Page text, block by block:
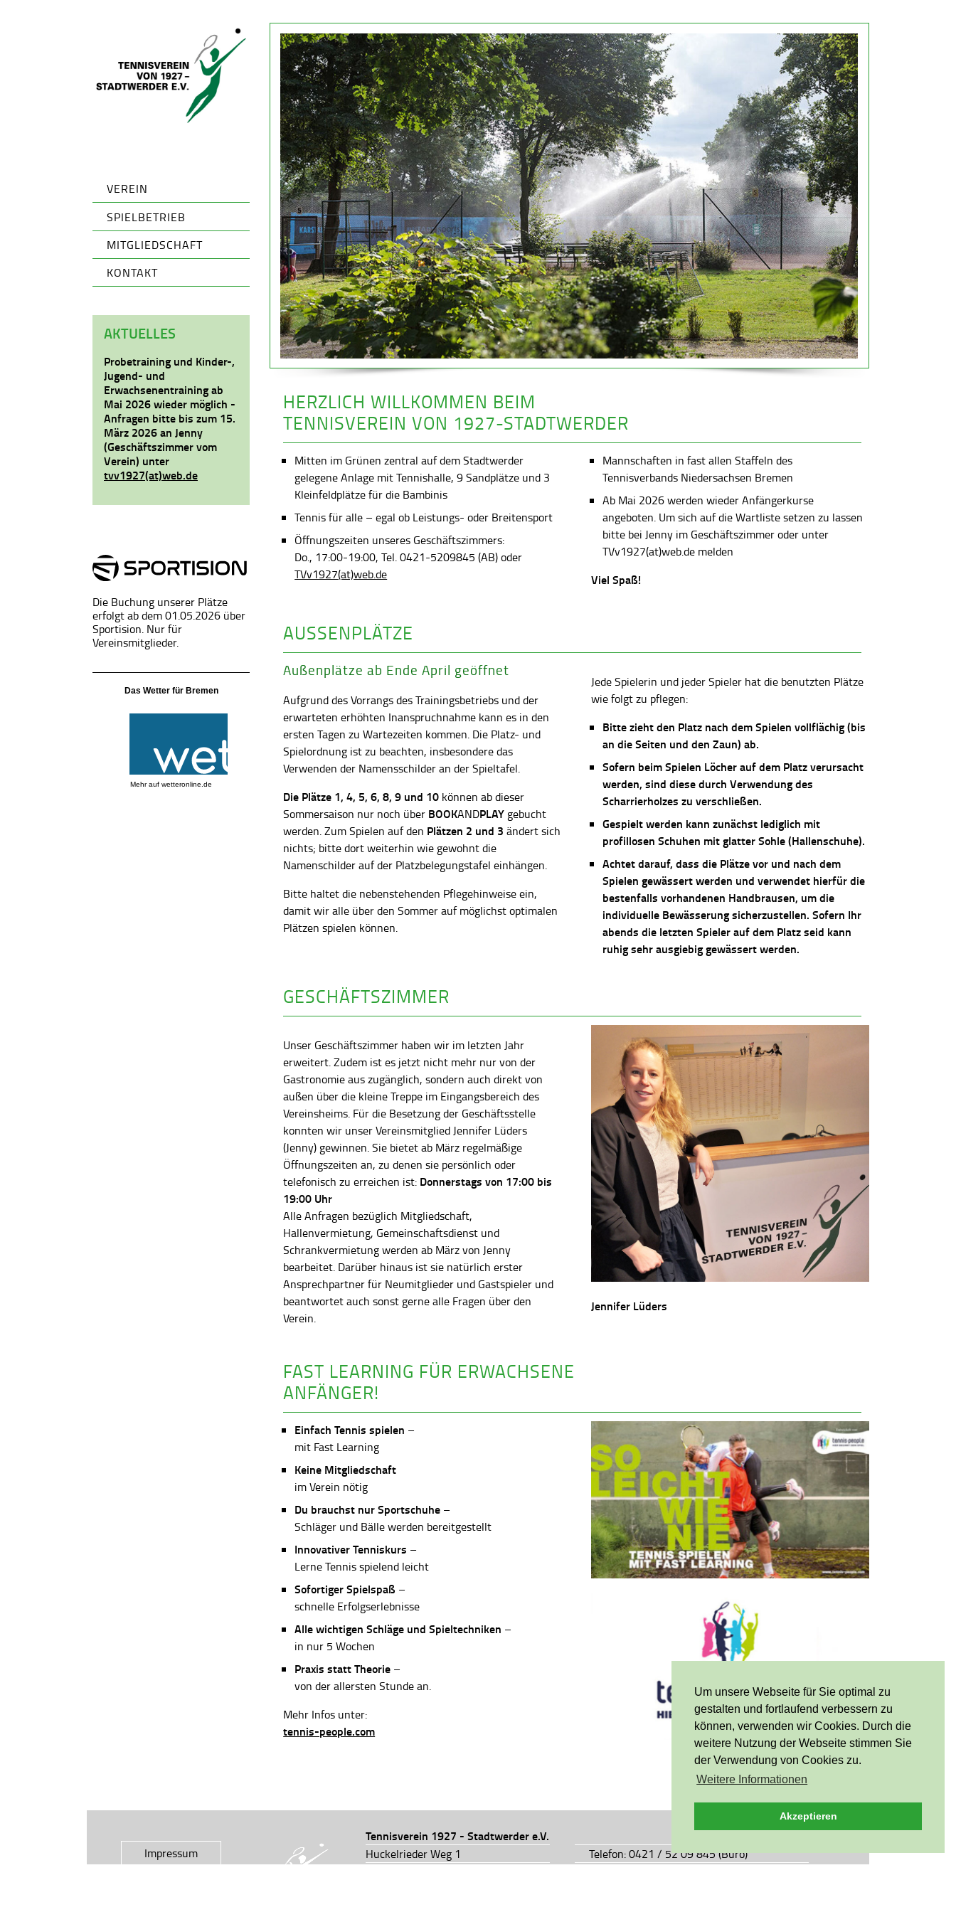
Um unsere Webseite für Sie optimal zu
gestalten und fortlaufend verbessern zu
können, verwenden wir Cookies. Durch die
weitere Nutzung der Webseite stimmen Sie
der Verwendung von Cookies zu.
Weitere Informationen
Akzeptieren
VEREIN
SPIELBETRIEB
MITGLIEDSCHAFT
KONTAKT
AKTUELLES
Probetraining und Kinder-,
Jugend- und
Erwachsenentraining ab
Mai 2026 wieder möglich -
Anfragen bitte bis zum 15.
März 2026 an Jenny
(Geschäftszimmer vom
Verein) unter
tvv1927(at)web.de
Die Buchung unserer Plätze
erfolgt ab dem 01.05.2026 über
Sportision. Nur für
Vereinsmitglieder.
Das Wetter für Bremen
Mehr auf wetteronline.de
HERZLICH WILLKOMMEN BEIM
TENNISVEREIN VON 1927-STADTWERDER
Mitten im Grünen zentral auf dem Stadtwerder
gelegene Anlage mit Tennishalle, 9 Sandplätze und 3
Kleinfeldplätze für die Bambinis
Tennis für alle – egal ob Leistungs- oder Breitensport
Öffnungszeiten unseres Geschäftszimmers:
Do., 17:00-19:00, Tel. 0421-5209845 (AB) oder
TVv1927(at)web.de
Mannschaften in fast allen Staffeln des
Tennisverbands Niedersachsen Bremen
Ab Mai 2026 werden wieder Anfängerkurse
angeboten. Um sich auf die Wartliste setzen zu lassen
bitte bei Jenny im Geschäftszimmer oder unter
TVv1927(at)web.de melden
Viel Spaß!
AUSSENPLÄTZE
Außenplätze ab Ende April geöffnet
Aufgrund des Vorrangs des Trainingsbetriebs und der
erwarteten erhöhten Inanspruchnahme kann es in den
ersten Tagen zu Wartezeiten kommen. Die Platz- und
Spielordnung ist zu beachten, insbesondere das
Verwenden der Namensschilder an der Spieltafel.
Die Plätze 1, 4, 5, 6, 8, 9 und 10 können ab dieser
Sommersaison nur noch über BOOKANDPLAY gebucht
werden. Zum Spielen auf den Plätzen 2 und 3 ändert sich
nichts; bitte dort weiterhin wie gewohnt die
Namenschilder auf der Platzbelegungstafel einhängen.
Bitte haltet die nebenstehenden Pflegehinweise ein,
damit wir alle über den Sommer auf möglichst optimalen
Plätzen spielen können.
Jede Spielerin und jeder Spieler hat die benutzten Plätze
wie folgt zu pflegen:
Bitte zieht den Platz nach dem Spielen vollflächig (bis
an die Seiten und den Zaun) ab.
Sofern beim Spielen Löcher auf dem Platz verursacht
werden, sind diese durch Verwendung des
Scharrierholzes zu verschließen.
Gespielt werden kann zunächst lediglich mit
profillosen Schuhen mit glatter Sohle (Hallenschuhe).
Achtet darauf, dass die Plätze vor und nach dem
Spielen gewässert werden und verwendet hierfür die
bestenfalls vorhandenen Handbrausen, um die
individuelle Bewässerung sicherzustellen. Sofern Ihr
abends die letzten Spieler auf dem Platz seid kann
ruhig sehr ausgiebig gewässert werden.
GESCHÄFTSZIMMER
Unser Geschäftszimmer haben wir im letzten Jahr
erweitert. Zudem ist es jetzt nicht mehr nur von der
Gastronomie aus zugänglich, sondern auch direkt von
außen über die kleine Treppe im Eingangsbereich des
Vereinsheims. Für die Besetzung der Geschäftsstelle
konnten wir unser Vereinsmitglied Jennifer Lüders
(Jenny) gewinnen. Sie bietet ab März regelmäßige
Öffnungszeiten an, zu denen sie persönlich oder
telefonisch zu erreichen ist: Donnerstags von 17:00 bis
19:00 Uhr
Alle Anfragen bezüglich Mitgliedschaft,
Hallenvermietung, Gemeinschaftsdienst und
Schrankvermietung werden ab März von Jenny
bearbeitet. Darüber hinaus ist sie natürlich erster
Ansprechpartner für Neumitglieder und Gastspieler und
beantwortet auch sonst gerne alle Fragen über den
Verein.
Jennifer Lüders
FAST LEARNING FÜR ERWACHSENE
ANFÄNGER!
Einfach Tennis spielen –
mit Fast Learning
Keine Mitgliedschaft
im Verein nötig
Du brauchst nur Sportschuhe –
Schläger und Bälle werden bereitgestellt
Innovativer Tenniskurs –
Lerne Tennis spielend leicht
Sofortiger Spielspaß –
schnelle Erfolgserlebnisse
Alle wichtigen Schläge und Spieltechniken –
in nur 5 Wochen
Praxis statt Theorie –
von der allersten Stunde an.
Mehr Infos unter:
tennis-people.com
Impressum
Tennisverein 1927 - Stadtwerder e.V.
Huckelrieder Weg 1
Telefon: 0421 / 52 09 845 (Büro)